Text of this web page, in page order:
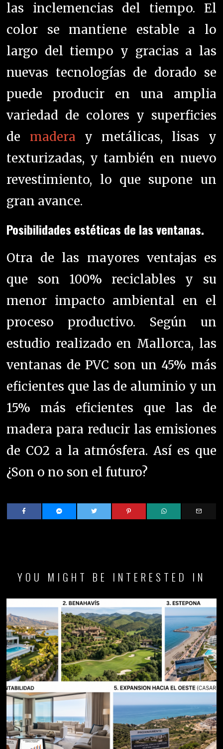
las inclemencias del tiempo. El
color se mantiene estable a lo
largo del tiempo y gracias a las
nuevas tecnologías de dorado se
puede producir en una amplia
variedad de colores y superficies
de madera y metálicas, lisas y
texturizadas, y también en nuevo
revestimiento, lo que supone un
gran avance.
Posibilidades estéticas de las ventanas.
Otra de las mayores ventajas es
que son 100% reciclables y su
menor impacto ambiental en el
proceso productivo. Según un
estudio realizado en Mallorca, las
ventanas de PVC son un 45% más
eficientes que las de aluminio y un
15% más eficientes que las de
madera para reducir las emisiones
de CO2 a la atmósfera. Así es que
¿Son o no son el futuro?
YOU MIGHT BE INTERESTED IN